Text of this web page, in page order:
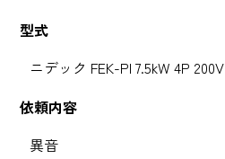
型式
ニデック FEK-PI 7.5kW 4P 200V
依頼内容
異音